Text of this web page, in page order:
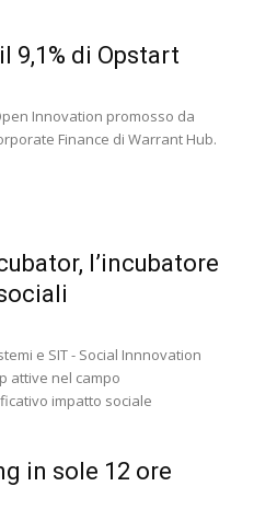
9,1% di Opstart
Innovation promosso da
Finance di Warrant Hub.
l’incubatore
e SIT - Social Innnovation
attive nel campo
impatto sociale
in sole 12 ore